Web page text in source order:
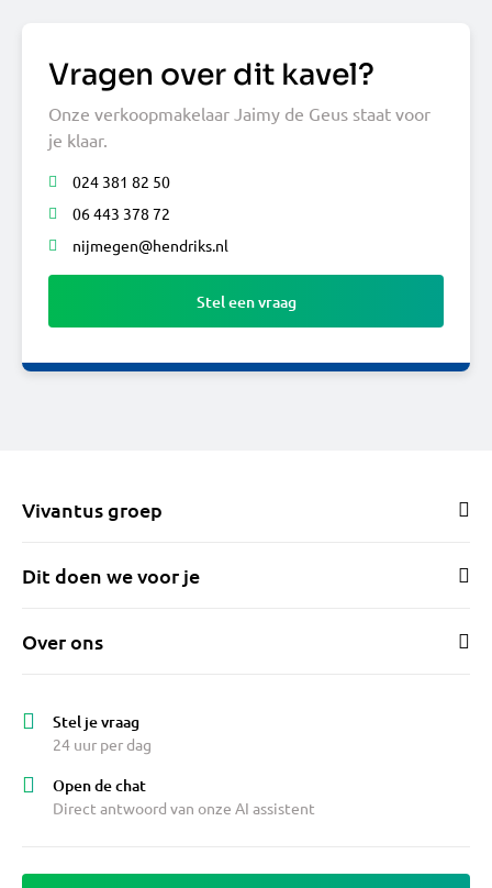
Vragen over dit kavel?
Onze verkoopmakelaar Jaimy de Geus staat voor
je klaar.
024 381 82 50
06 443 378 72
nijmegen@hendriks.nl
Stel een vraag
Vivantus groep
Dit doen we voor je
Over ons
Stel je vraag
24 uur per dag
Open de chat
Direct antwoord van onze AI assistent